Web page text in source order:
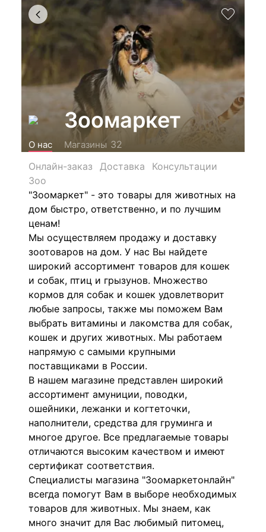
Зоомаркет
О нас Магазины 32
Онлайн-заказ
Доставка
Консультации
Зоо
"Зоомаркет" - это товары для животных на
дом быстро, ответственно, и по лучшим
ценам!
Мы осуществляем продажу и доставку
зоотоваров на дом. У нас Вы найдете
широкий ассортимент товаров для кошек
и собак, птиц и грызунов. Множество
кормов для собак и кошек удовлетворит
любые запросы, также мы поможем Вам
выбрать витамины и лакомства для собак,
кошек и других животных. Мы работаем
напрямую с самыми крупными
поставщиками в России.
В нашем магазине представлен широкий
ассортимент амуниции, поводки,
ошейники, лежанки и когтеточки,
наполнители, средства для груминга и
многое другое. Все предлагаемые товары
отличаются высоким качеством и имеют
сертификат соответствия.
Специалисты магазина "Зоомаркетонлайн"
всегда помогут Вам в выборе необходимых
товаров для животных. Мы знаем, как
много значит для Вас любимый питомец,